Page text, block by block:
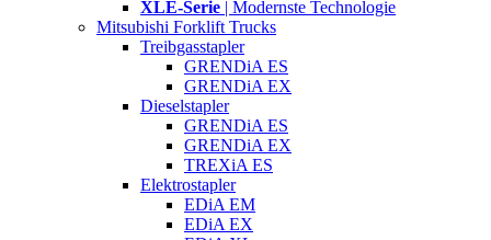
XLE-Serie | Modernste Technologie
Mitsubishi Forklift Trucks
Treibgasstapler
GRENDiA ES
GRENDiA EX
Dieselstapler
GRENDiA ES
GRENDiA EX
TREXiA ES
Elektrostapler
EDiA EM
EDiA EX